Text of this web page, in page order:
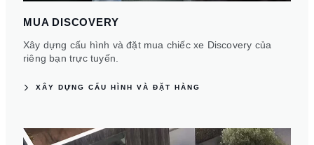
MUA DISCOVERY
Xây dựng cấu hình và đặt mua chiếc xe Discovery của
riêng bạn trực tuyến.
XÂY DỰNG CẤU HÌNH VÀ ĐẶT HÀNG